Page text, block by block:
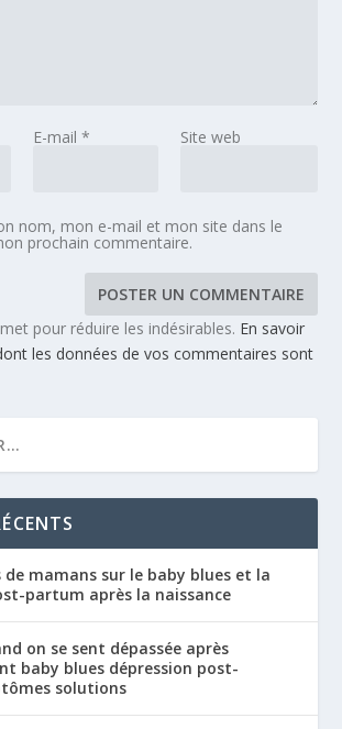
E-mail * Site web
nom, mon e-mail et mon site dans le
prochain commentaire.
pour réduire les indésirables. En savoir
les données de vos commentaires sont
de mamans sur le baby blues et la
partum après la naissance
on se sent dépassée après
baby blues dépression post-
solutions